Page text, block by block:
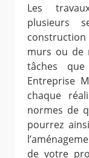
Les
plusieurs
murs ou de
tâches
Entreprise
chaque
normes de
pourrez
de votre